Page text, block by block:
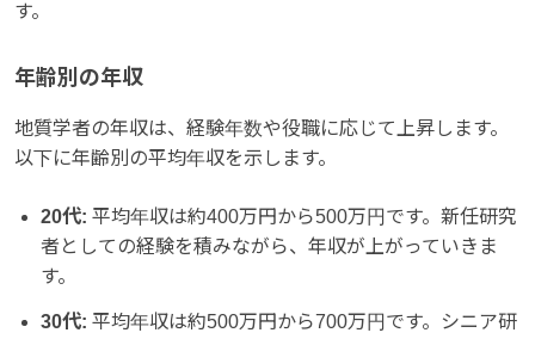
す。
年齢別の年収
地質学者の年収は、経験年数や役職に応じて上昇します。
以下に年齢別の平均年収を示します。
20代: 平均年収は約400万円から500万円です。新任研究
者としての経験を積みながら、年収が上がっていきま
す。
30代: 平均年収は約500万円から700万円です。シニア研